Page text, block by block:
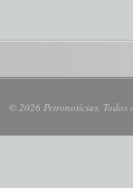
© 2026 Petronotícias. Todos